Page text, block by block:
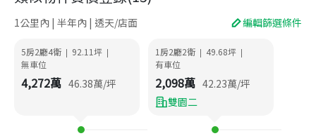
1公里內 | 半年內 | 透天/店面 編輯篩選條件
5房2廳4衛 | 92.11坪 |
無車位
4,272萬 46.38萬/坪
1房2廳2衛 | 49.68坪 |
有車位
2,098萬 42.23萬/坪
雙園二